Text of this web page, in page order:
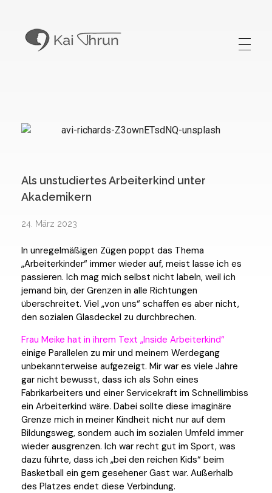
Als unstudiertes Arbeiterkind unter
Akademikern
24. März 2023
In unregelmäßigen Zügen poppt das Thema
„Arbeiterkinder“ immer wieder auf, meist lasse ich es
passieren. Ich mag mich selbst nicht labeln, weil ich
jemand bin, der Grenzen in alle Richtungen
überschreitet. Viel „von uns“ schaffen es aber nicht,
den sozialen Glasdeckel zu durchbrechen.
Frau Meike hat in ihrem Text „Inside Arbeiterkind“
einige Parallelen zu mir und meinem Werdegang
unbekannterweise aufgezeigt. Mir war es viele Jahre
gar nicht bewusst, dass ich als Sohn eines
Fabrikarbeiters und einer Servicekraft im Schnellimbiss
ein Arbeiterkind wäre. Dabei sollte diese imaginäre
Grenze mich in meiner Kindheit nicht nur auf dem
Bildungsweg, sondern auch im sozialen Umfeld immer
wieder ausgrenzen. Ich war recht gut im Sport, was
dazu führte, dass ich „bei den reichen Kids“ beim
Basketball ein gern gesehener Gast war. Außerhalb
des Platzes endet diese Verbindung.